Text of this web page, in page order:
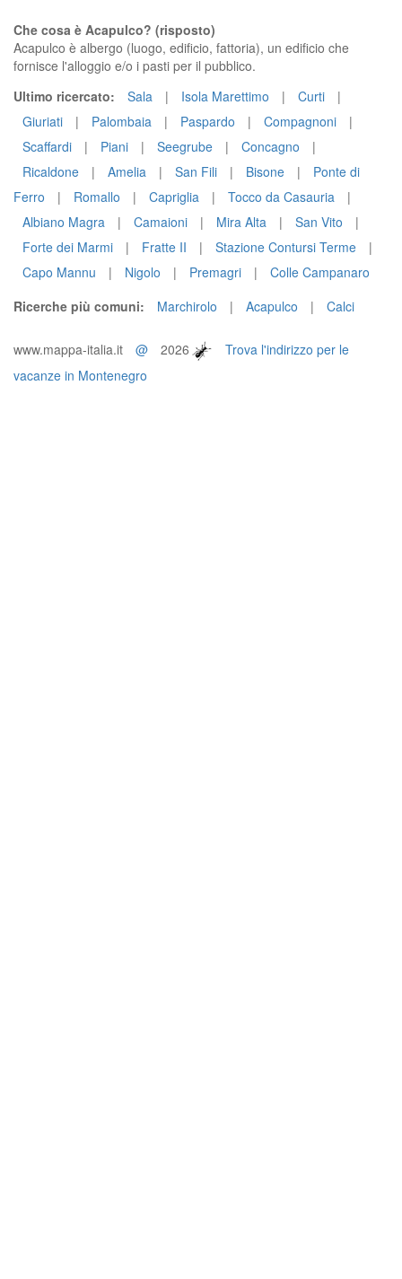
Che cosa è Acapulco? (risposto)
Acapulco è albergo (luogo, edificio, fattoria), un edificio che
fornisce l'alloggio e/o i pasti per il pubblico.
Ultimo ricercato:
Sala | Isola Marettimo | Curti
|
Giuriati
| Palombaia | Paspardo | Compagnoni
|
Scaffardi
| Piani | Seegrube | Concagno
|
Ricaldone
| Amelia | San Fili | Bisone |
Ponte di
Ferro
| Romallo | Capriglia | Tocco da Casauria
|
Albiano Magra
| Camaioni | Mira Alta | San Vito
|
Forte dei Marmi
| Fratte II | Stazione Contursi Terme
|
Capo Mannu
| Nigolo | Premagri |
Colle Campanaro
Ricerche più comuni:
Marchirolo | Acapulco | Calci
www.mappa-italia.it @ 2026
Trova l'indirizzo per le
vacanze in Montenegro